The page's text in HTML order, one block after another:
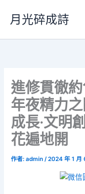
要
月光碎成詩
進修貫徹
年夜精力
成長·文明
花遍地開
作者:admin/2024 年 1 月